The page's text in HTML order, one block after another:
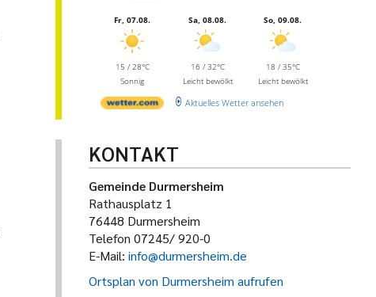
Fr, 07.08.
15 / 28°C
Sonnig
Sa, 08.08.
16 / 32°C
Leicht bewölkt
So, 09.08.
18 / 35°C
Leicht bewölkt
Aktuelles Wetter ansehen
KONTAKT
Gemeinde Durmersheim
Rathausplatz 1
76448 Durmersheim
Telefon 07245/ 920-0
E-Mail: info@durmersheim.de
Ortsplan von Durmersheim aufrufen